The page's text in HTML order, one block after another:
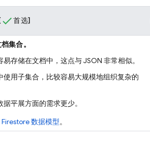
首选]
集合。
存储在文档中，这点与 JSON 非常相似。
使用子集合，比较容易大规模地组织复杂的
平展方面的需求更少。
数据模型。